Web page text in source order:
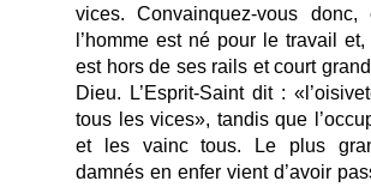
vices. Convainquez-vous
l’homme est né pour le travail
est hors de ses rails et court
Dieu. L’Esprit-Saint dit :
tous les vices», tandis que
et les vainc tous. Le plus
damnés en enfer vient d’avoir